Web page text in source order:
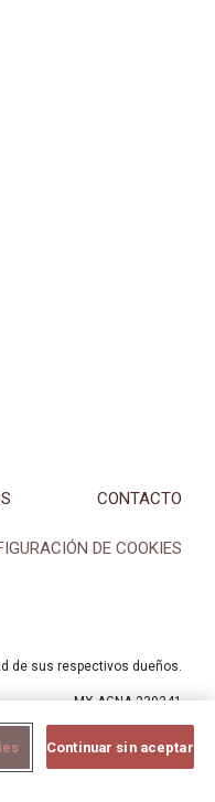
CONTACTO
DE COOKIES
de sus respectivos dueños.
MX-AGNA-230241
Continuar sin aceptar